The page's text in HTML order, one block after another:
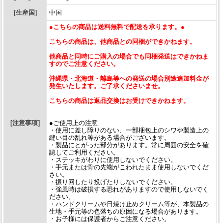
[生産国] 中国
[注意事項]
●こちらの商品は送料無料で配送を承ります。●
こちらの商品は、他商品との同梱ができかねます。
他商品と同時にご購入の場合でも同梱発送はできかねま
すのでご注意ください。
沖縄県・北海道・離島等への発送の場合別途追加料金が
発生いたします。ご了承くださいませ。
こちらの商品は返品交換はお受けできかねます。
●ご使用上の注意
・使用に差し障りのない、一部梱包上のシワや製造上の
縫い目の乱れ等がある場合がございます。
・製品にとがった部分があります。常に周囲の安全を確
認してご利用ください。
・ステッキがわりに使用しないでください。
・手元または骨の先端がこわれたまま使用しないでくだ
さい。
・振り回したり投げたりしないでください。
・強風時は破損する恐れがありますので使用しないでく
ださい。
・ハンドクリームや日焼け止めクリーム等が、本製品の
生地・手元等の色落ちの原因になる場合があります。
・お子様には保護者からご注意ください。